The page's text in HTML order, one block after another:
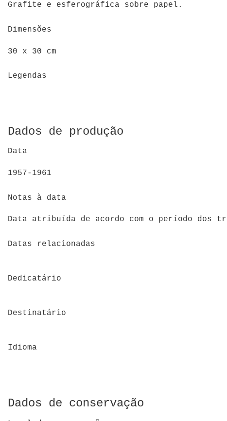
Grafite e esferográfica sobre papel.
Dimensões
30 x 30 cm
Legendas
Dados de produção
Data
1957-1961
Notas à data
Data atribuída de acordo com o período dos
Datas relacionadas
Dedicatário
Destinatário
Idioma
Dados de conservação